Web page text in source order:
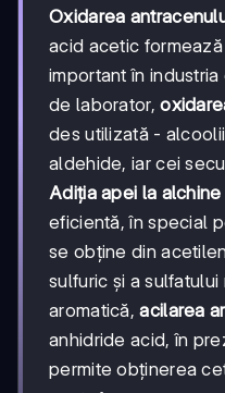
Oxidarea
acid acetic
important în
de laborator,
des utilizată -
aldehide, iar cei
Adiția apei la alchine
eficientă, în special
se obține din
sulfuric și a
aromatică,acilarea
anhidride acid, în
permite obținerea